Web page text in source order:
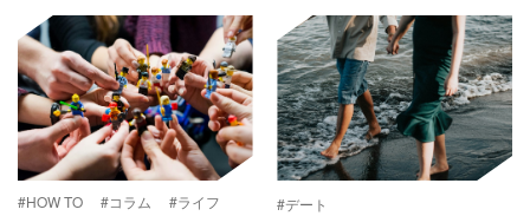
#HOW TO #コラム #ライフ #デート